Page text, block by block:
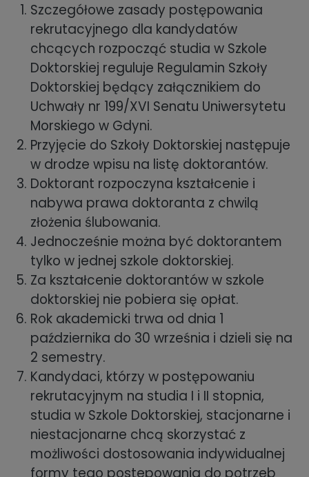
Szczegółowe zasady postępowania
rekrutacyjnego dla kandydatów
chcących rozpocząć studia w Szkole
Doktorskiej reguluje Regulamin Szkoły
Doktorskiej będący załącznikiem do
Uchwały nr 199/XVI Senatu Uniwersytetu
Morskiego w Gdyni.
Przyjęcie do Szkoły Doktorskiej następuje
w drodze wpisu na listę doktorantów.
Doktorant rozpoczyna kształcenie i
nabywa prawa doktoranta z chwilą
złożenia ślubowania.
Jednocześnie można być doktorantem
tylko w jednej szkole doktorskiej.
Za kształcenie doktorantów w szkole
doktorskiej nie pobiera się opłat.
Rok akademicki trwa od dnia 1
października do 30 września i dzieli się na
2 semestry.
Kandydaci, którzy w postępowaniu
rekrutacyjnym na studia I i II stopnia,
studia w Szkole Doktorskiej, stacjonarne i
niestacjonarne chcą skorzystać z
możliwości dostosowania indywidualnej